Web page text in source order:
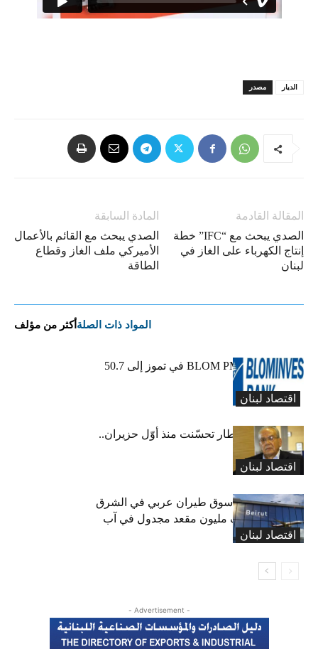
مصدر الديار
المادة السابقة
الصدي يبحث مع القائم بالأعمال
الأميركي ملف الغاز وقطاع
الطاقة
المقالة القادمة
الصدي يبحث مع “IFC” خطة
إنتاج الكهرباء على الغاز في
لبنان
المواد ذات الصلة أكثر من مؤلف
اقتصاد لبنان
ارتفاع مؤشر BLOM PMI في تموز إلى 50.7
نقطة
اقتصاد لبنان
عبود: حركة المطار تحسّنت منذ أوّل حزيران..
ولكن
اقتصاد لبنان
لبنان ثامن أكبر سوق طيران عربي في الشرق
الأوسط… نصف مليون مقعد مجدول في آب
(انفوغراف)
- Advertisement -